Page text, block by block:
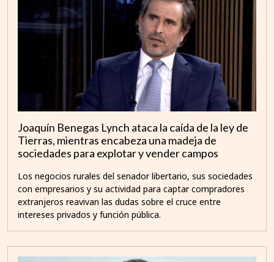
Joaquín Benegas Lynch ataca la caída de la ley de
Tierras, mientras encabeza una madeja de
sociedades para explotar y vender campos
Los negocios rurales del senador libertario, sus sociedades
con empresarios y su actividad para captar compradores
extranjeros reavivan las dudas sobre el cruce entre
intereses privados y función pública.